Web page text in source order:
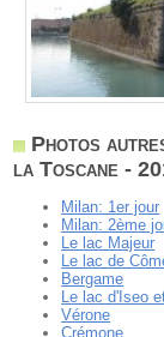
Photos
la Toscane -
Milan: 1er jour
Milan: 2ème
Le lac Majeur
Le lac de
Bergame
Le lac d'Iseo
Vérone
Crémone